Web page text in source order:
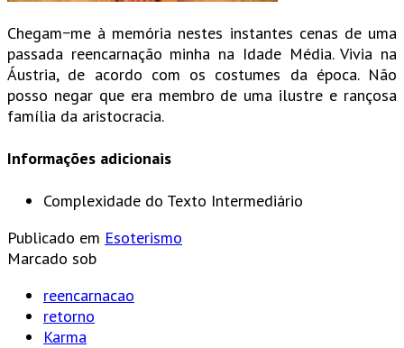
Chegam−me à memória nestes instantes cenas de uma
passada reencarnação minha na Idade Média. Vivia na
Áustria, de acordo com os costumes da época. Não
posso negar que era membro de uma ilustre e rançosa
família da aristocracia.
Informações adicionais
Complexidade do Texto Intermediário
Publicado em Esoterismo
Marcado sob
reencarnacao
retorno
Karma